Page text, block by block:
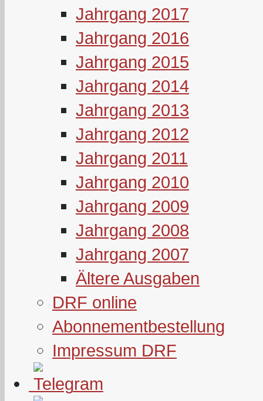
Jahrgang 2017
Jahrgang 2016
Jahrgang 2015
Jahrgang 2014
Jahrgang 2013
Jahrgang 2012
Jahrgang 2011
Jahrgang 2010
Jahrgang 2009
Jahrgang 2008
Jahrgang 2007
Ältere Ausgaben
DRF online
Abonnementbestellung
Impressum DRF